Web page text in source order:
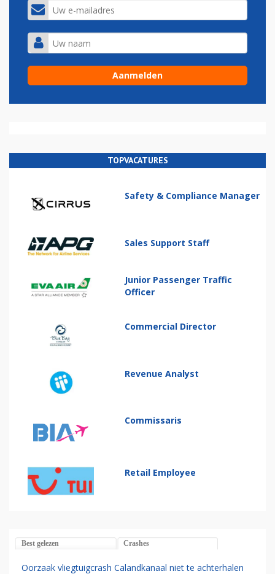
TOPVACATURES
Safety & Compliance Manager
Sales Support Staff
Junior Passenger Traffic
Officer
Commercial Director
Revenue Analyst
Commissaris
Retail Employee
Best gelezen Crashes
Oorzaak vliegtuigcrash Calandkanaal niet te achterhalen